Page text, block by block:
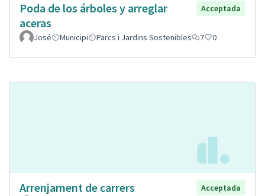
Poda de los árboles y arreglar
aceras
Acceptada
José Municipi Parcs i Jardins Sostenibles 7 0
Arrenjament de carrers
Acceptada